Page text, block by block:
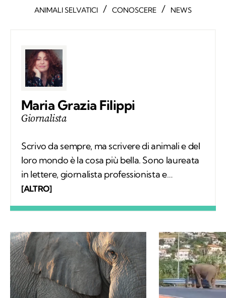
ANIMALI SELVATICI / CONOSCERE / NEWS
Maria Grazia Filippi
Giornalista
Scrivo da sempre, ma scrivere di animali e del
loro mondo è la cosa più bella. Sono laureata
in lettere, giornalista professionista e
fondatrice del progetto La scimmia
dove vivono, liberi.
[ALTRO]